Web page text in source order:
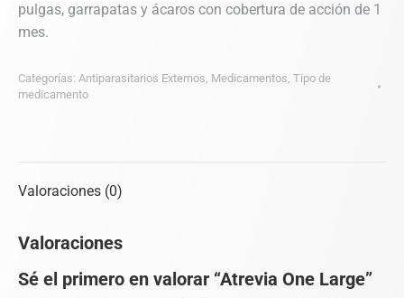
pulgas, garrapatas y ácaros con cobertura de acción de 1
mes.
Categorías: Antiparasitarios Externos, Medicamentos, Tipo de
medicamento
Valoraciones (0)
Valoraciones
Sé el primero en valorar “Atrevia One Large”